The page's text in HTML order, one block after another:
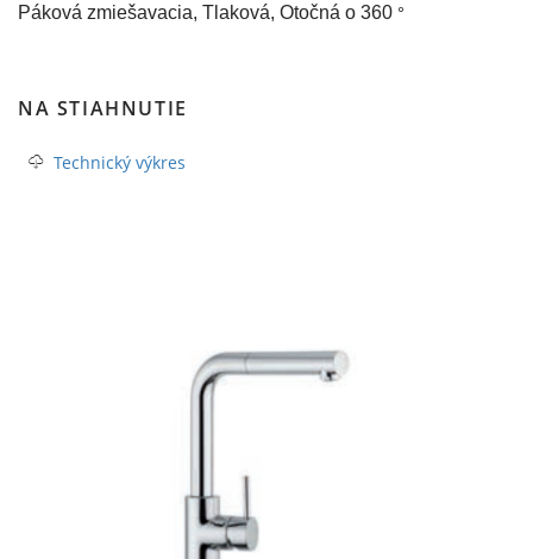
Páková zmiešavacia, Tlaková, Otočná o 360 °
NA STIAHNUTIE
Technický výkres